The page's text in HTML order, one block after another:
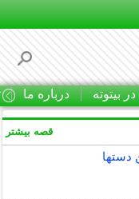
بیتوته درباره ما
دستها
قصه بیشتر